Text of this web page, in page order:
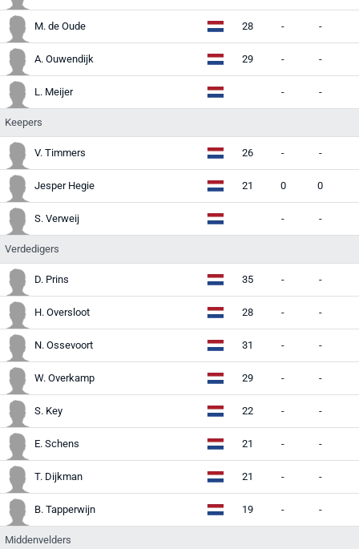
M. de Oude 28 - -
A. Ouwendijk 29 - -
L. Meijer - -
Keepers
V. Timmers 26 - -
Jesper Hegie 21 0 0
S. Verweij - -
Verdedigers
D. Prins 35 - -
H. Oversloot 28 - -
N. Ossevoort 31 - -
W. Overkamp 29 - -
S. Key 22 - -
E. Schens 21 - -
T. Dijkman 21 - -
B. Tapperwijn 19 - -
Middenvelders